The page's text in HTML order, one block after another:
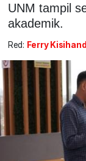
UNM tampil
akademik.
Red: Ferry